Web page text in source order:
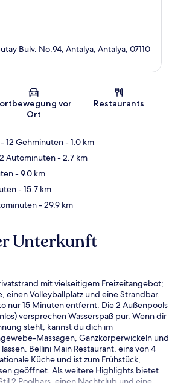
Karte
Bulv. No:94, Antalya, Antalya, 07110
vor
Ort
Restaurants
- 12 Gehminuten- 1.0 km
Autominuten- 2.7 km
- 9.0 km
- 15.7 km
- 29.9 km
Unterkunft
mit vielseitigem Freizeitangebot;
einen Volleyballplatz und eine Strandbar.
nur 15 Minuten entfernt. Die 2 Außenpools
versprechen Wasserspaß pur. Wenn dir
steht, kannst du dich im
Massagen, Ganzkörperwickeln und
Bellini Main Restaurant, eins von 4
Küche und ist zum Frühstück,
geöffnet. Als weitere Highlights bietet